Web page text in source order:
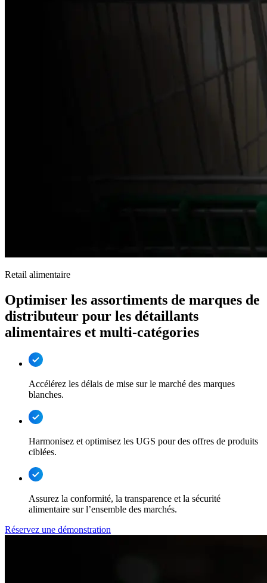
Retail alimentaire
Optimiser les assortiments de marques de
distributeur pour les détaillants
alimentaires et multi-catégories
Accélérez les délais de mise sur le marché des marques
blanches.
Harmonisez et optimisez les UGS pour des offres de produits
ciblées.
Assurez la conformité, la transparence et la sécurité
alimentaire sur l’ensemble des marchés.
Réservez une démonstration